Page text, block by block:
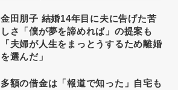
金田朋子 結婚14年目に夫に告げた苦
しさ「僕が夢を諦めれば」の提案も
「夫婦が人生をまっとうするため離婚
を選んだ」
多額の借金は「報道で知った」自宅も